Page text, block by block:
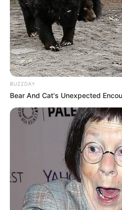
BUZZDAY
Bear And Cat's Unexpected